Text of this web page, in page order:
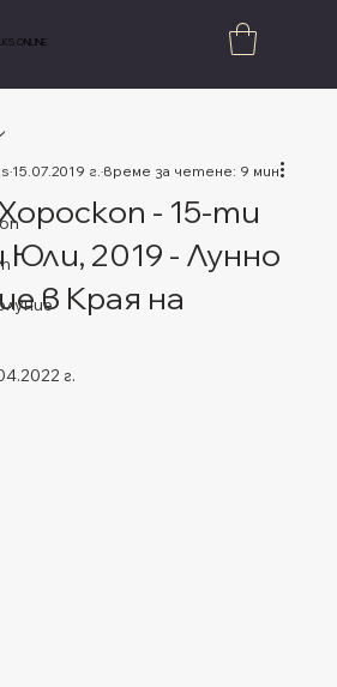
- 15-ти
Юли, 2019 - Лунно
в Края на
15.07.2019 г.време за четене: 9 мин.
г.